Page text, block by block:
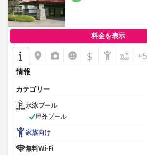
料金を表示
$ +5
情報
カテゴリー
水泳プール
屋外プール
家族向け
無料Wi-Fi